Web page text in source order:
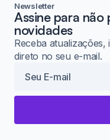
Newsletter
Assine para não
novidades
Receba
direto no seu e-mail.